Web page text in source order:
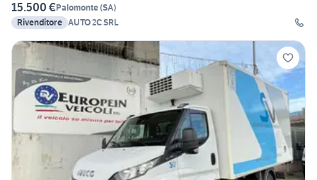
15.500 €Palomonte(SA)
Rivenditore AUTO 2C SRL